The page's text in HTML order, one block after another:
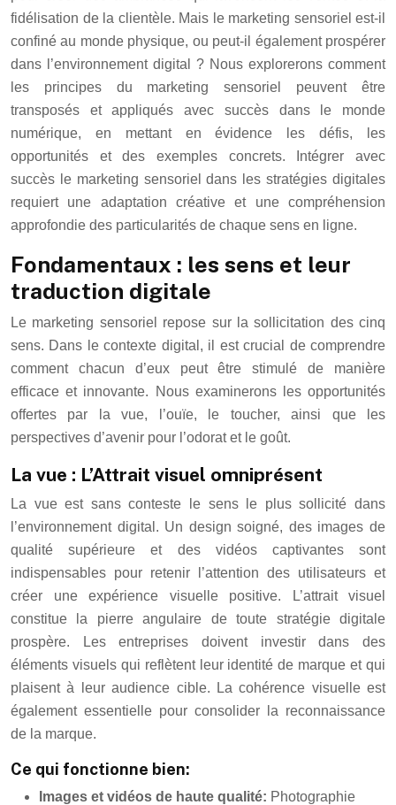
fidélisation de la clientèle. Mais le marketing sensoriel est-il
confiné au monde physique, ou peut-il également prospérer
dans l’environnement digital ? Nous explorerons comment
les principes du marketing sensoriel peuvent être
transposés et appliqués avec succès dans le monde
numérique, en mettant en évidence les défis, les
opportunités et des exemples concrets. Intégrer avec
succès le marketing sensoriel dans les stratégies digitales
requiert une adaptation créative et une compréhension
approfondie des particularités de chaque sens en ligne.
Fondamentaux : les sens et leur
traduction digitale
Le marketing sensoriel repose sur la sollicitation des cinq
sens. Dans le contexte digital, il est crucial de comprendre
comment chacun d’eux peut être stimulé de manière
efficace et innovante. Nous examinerons les opportunités
offertes par la vue, l’ouïe, le toucher, ainsi que les
perspectives d’avenir pour l’odorat et le goût.
La vue : L’Attrait visuel omniprésent
La vue est sans conteste le sens le plus sollicité dans
l’environnement digital. Un design soigné, des images de
qualité supérieure et des vidéos captivantes sont
indispensables pour retenir l’attention des utilisateurs et
créer une expérience visuelle positive. L’attrait visuel
constitue la pierre angulaire de toute stratégie digitale
prospère. Les entreprises doivent investir dans des
éléments visuels qui reflètent leur identité de marque et qui
plaisent à leur audience cible. La cohérence visuelle est
également essentielle pour consolider la reconnaissance
de la marque.
Ce qui fonctionne bien:
Images et vidéos de haute qualité: Photographie